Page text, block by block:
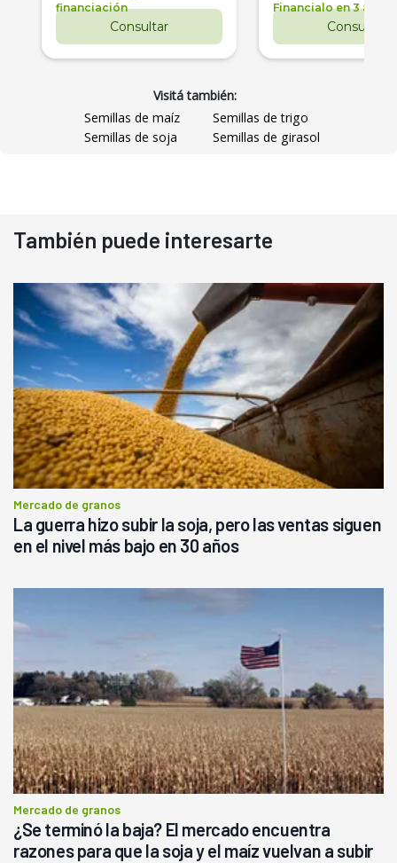
financiación
Consultar
Financialo en 3 años
Consultar
Visitá también:
Semillas de maíz
Semillas de trigo
Semillas de soja
Semillas de girasol
También puede interesarte
Mercado de granos
La guerra hizo subir la soja, pero las ventas siguen
en el nivel más bajo en 30 años
Mercado de granos
¿Se terminó la baja? El mercado encuentra
razones para que la soja y el maíz vuelvan a subir